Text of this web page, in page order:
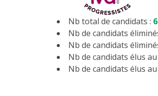
Nb total de candidats : 6
Nb de candidats
Nb de candidats
Nb de candidats élus
Nb de candidats élus